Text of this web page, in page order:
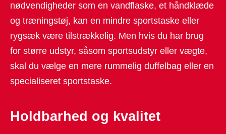
nødvendigheder som en vandflaske, et håndklæde
og træningstøj, kan en mindre sportstaske eller
rygsæk være tilstrækkelig. Men hvis du har brug
for større udstyr, såsom sportsudstyr eller vægte,
skal du vælge en mere rummelig duffelbag eller en
specialiseret sportstaske.
Holdbarhed og kvalitet